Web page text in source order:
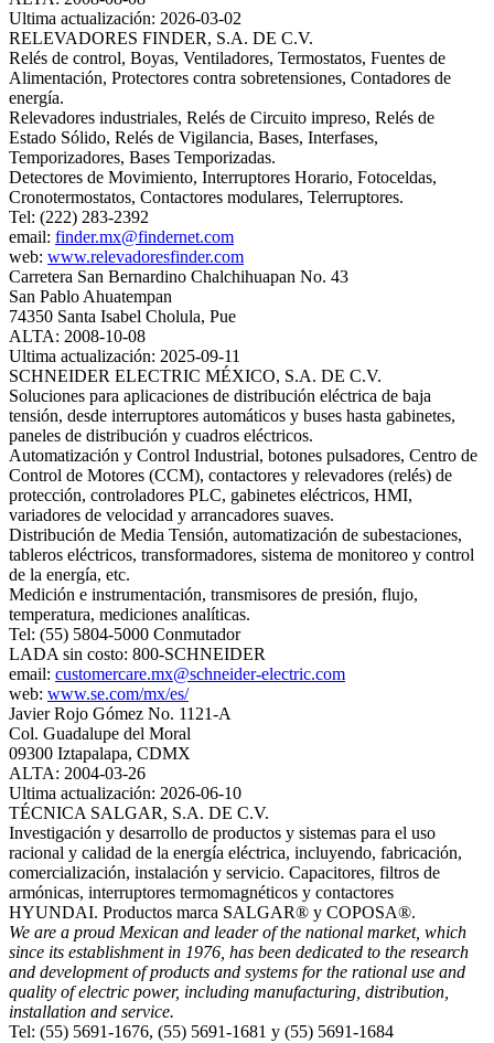
Ultima actualización: 2026-03-02
RELEVADORES FINDER, S.A. DE C.V.
Relés de control, Boyas, Ventiladores, Termostatos, Fuentes de
Alimentación, Protectores contra sobretensiones, Contadores de
energía.
Relevadores industriales, Relés de Circuito impreso, Relés de
Estado Sólido, Relés de Vigilancia, Bases, Interfases,
Temporizadores, Bases Temporizadas.
Detectores de Movimiento, Interruptores Horario, Fotoceldas,
Cronotermostatos, Contactores modulares, Telerruptores.
Tel: (222) 283-2392
email: finder.mx@findernet.com
web: www.relevadoresfinder.com
Carretera San Bernardino Chalchihuapan No. 43
San Pablo Ahuatempan
74350 Santa Isabel Cholula, Pue
ALTA: 2008-10-08
Ultima actualización: 2025-09-11
SCHNEIDER ELECTRIC MÉXICO, S.A. DE C.V.
Soluciones para aplicaciones de distribución eléctrica de baja
tensión, desde interruptores automáticos y buses hasta gabinetes,
paneles de distribución y cuadros eléctricos.
Automatización y Control Industrial, botones pulsadores, Centro de
Control de Motores (CCM), contactores y relevadores (relés) de
protección, controladores PLC, gabinetes eléctricos, HMI,
variadores de velocidad y arrancadores suaves.
Distribución de Media Tensión, automatización de subestaciones,
tableros eléctricos, transformadores, sistema de monitoreo y control
de la energía, etc.
Medición e instrumentación, transmisores de presión, flujo,
temperatura, mediciones analíticas.
Tel: (55) 5804-5000 Conmutador
LADA sin costo: 800-SCHNEIDER
email: customercare.mx@schneider-electric.com
web: www.se.com/mx/es/
Javier Rojo Gómez No. 1121-A
Col. Guadalupe del Moral
09300 Iztapalapa, CDMX
ALTA: 2004-03-26
Ultima actualización: 2026-06-10
TÉCNICA SALGAR, S.A. DE C.V.
Investigación y desarrollo de productos y sistemas para el uso
racional y calidad de la energía eléctrica, incluyendo, fabricación,
comercialización, instalación y servicio. Capacitores, filtros de
armónicas, interruptores termomagnéticos y contactores
HYUNDAI. Productos marca SALGAR® y COPOSA®.
We are a proud Mexican and leader of the national market, which
since its establishment in 1976, has been dedicated to the research
and development of products and systems for the rational use and
quality of electric power, including manufacturing, distribution,
installation and service.
Tel: (55) 5691-1676, (55) 5691-1681 y (55) 5691-1684